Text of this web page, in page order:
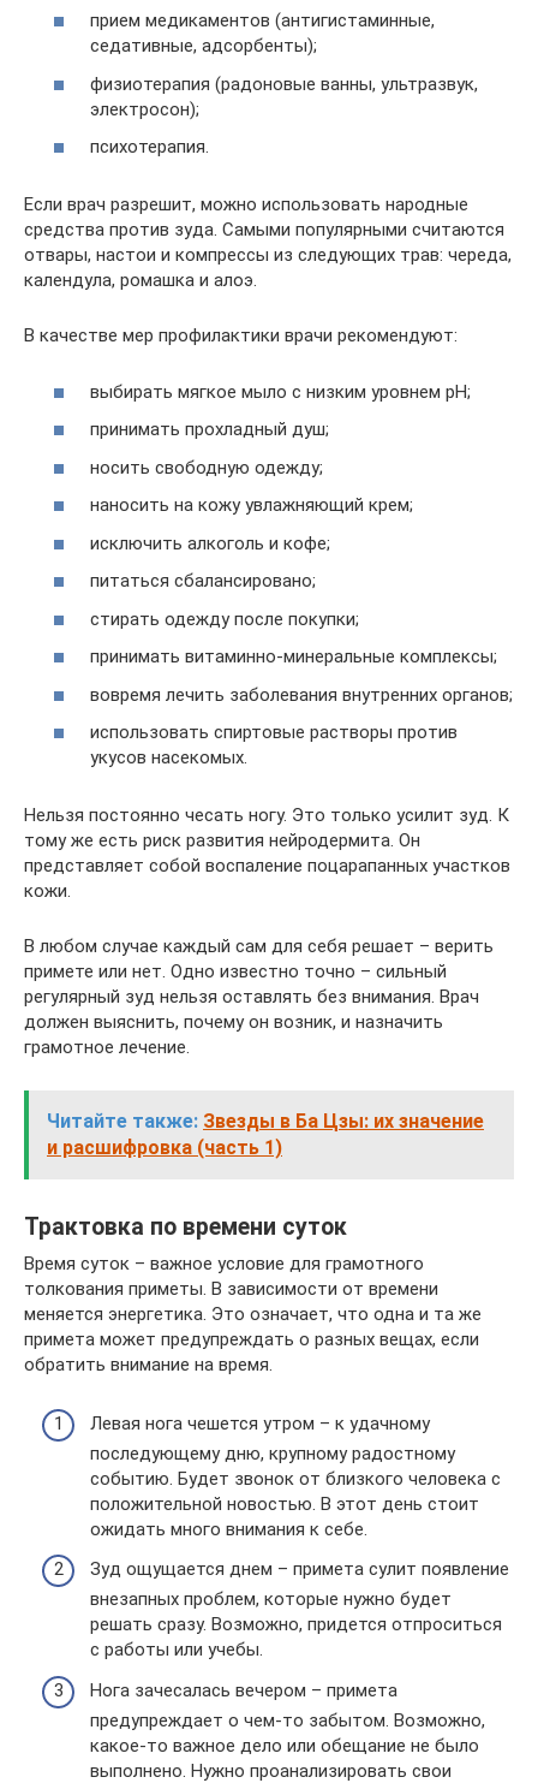
прием медикаментов (антигистаминные,
седативные, адсорбенты);
физиотерапия (радоновые ванны, ультразвук,
электросон);
психотерапия.
Если врач разрешит, можно использовать народные
средства против зуда. Самыми популярными считаются
отвары, настои и компрессы из следующих трав: череда,
календула, ромашка и алоэ.
В качестве мер профилактики врачи рекомендуют:
выбирать мягкое мыло с низким уровнем pH;
принимать прохладный душ;
носить свободную одежду;
наносить на кожу увлажняющий крем;
исключить алкоголь и кофе;
питаться сбалансировано;
стирать одежду после покупки;
принимать витаминно-минеральные комплексы;
вовремя лечить заболевания внутренних органов;
использовать спиртовые растворы против
укусов насекомых.
Нельзя постоянно чесать ногу. Это только усилит зуд. К
тому же есть риск развития нейродермита. Он
представляет собой воспаление поцарапанных участков
кожи.
В любом случае каждый сам для себя решает – верить
примете или нет. Одно известно точно – сильный
регулярный зуд нельзя оставлять без внимания. Врач
должен выяснить, почему он возник, и назначить
грамотное лечение.
Читайте также: Звезды в Ба Цзы: их значение
и расшифровка (часть 1)
Трактовка по времени суток
Время суток – важное условие для грамотного
толкования приметы. В зависимости от времени
меняется энергетика. Это означает, что одна и та же
примета может предупреждать о разных вещах, если
обратить внимание на время.
Левая нога чешется утром – к удачному
последующему дню, крупному радостному
событию. Будет звонок от близкого человека с
положительной новостью. В этот день стоит
ожидать много внимания к себе.
Зуд ощущается днем – примета сулит появление
внезапных проблем, которые нужно будет
решать сразу. Возможно, придется отпроситься
с работы или учебы.
Нога зачесалась вечером – примета
предупреждает о чем-то забытом. Возможно,
какое-то важное дело или обещание не было
выполнено. Нужно проанализировать свои